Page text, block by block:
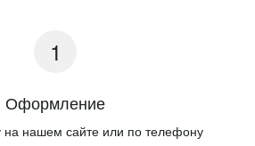
Оформление
на нашем сайте или по телефону